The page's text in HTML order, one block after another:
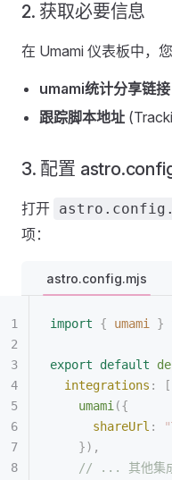
2. 获取必要信息
在 Umami 仪表板中，
umami统计分享链接
跟踪脚本地址
3. 配置
打开
项：
astro.config.mjs
import { umami }
export default
  integrations
: [
    umami
({
      shareUrl
: "
    }),
// ... 其他集